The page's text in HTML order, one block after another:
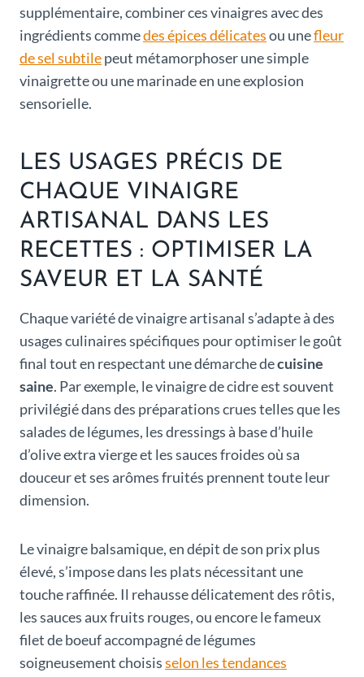
supplémentaire, combiner ces vinaigres avec des
ingrédients commedes épices délicatesou unefleur
de sel subtilepeut métamorphoser une simple
vinaigrette ou une marinade en une explosion
sensorielle.
LES USAGES PRÉCIS DE
CHAQUE VINAIGRE
ARTISANAL DANS LES
RECETTES : OPTIMISER LA
SAVEUR ET LA SANTÉ
Chaque variété de vinaigre artisanal s’adapte à des
usages culinaires spécifiques pour optimiser le goût
final tout en respectant une démarche decuisine
saine. Par exemple, le vinaigre de cidre est souvent
privilégié dans des préparations crues telles que les
salades de légumes, les dressings à base d’huile
d’olive extra vierge et les sauces froides où sa
douceur et ses arômes fruités prennent toute leur
dimension.
Le vinaigre balsamique, en dépit de son prix plus
élevé, s’impose dans les plats nécessitant une
touche raffinée. Il rehausse délicatement des rôtis,
les sauces aux fruits rouges, ou encore le fameux
filet de boeuf accompagné de légumes
soigneusement choisisselon les tendances